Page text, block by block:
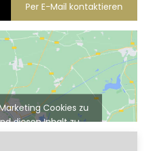
Per E-Mail kontaktieren
Cookies zu
diesen Inhalt zu